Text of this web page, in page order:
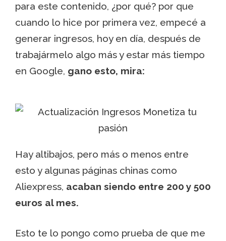
para este contenido, ¿por qué? por que
cuando lo hice por primera vez, empecé a
generar ingresos, hoy en día, después de
trabajármelo algo más y estar más tiempo
en Google, gano esto, mira:
Hay altibajos, pero más o menos entre
esto y algunas páginas chinas como
Aliexpress, acaban siendo entre 200 y 500
euros al mes.
Esto te lo pongo como prueba de que me